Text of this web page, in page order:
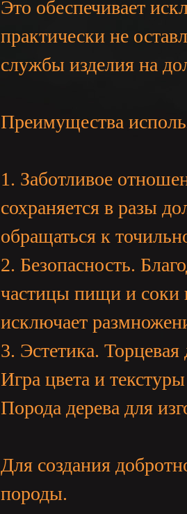
Это обеспечивает
практически не
службы изделия на
Преимущества
1. Заботливое
сохраняется в разы
обращаться к
2. Безопасность.
частицы пищи и соки
исключает
3. Эстетика.
Игра цвета и
Порода дерева для
Для создания
породы.